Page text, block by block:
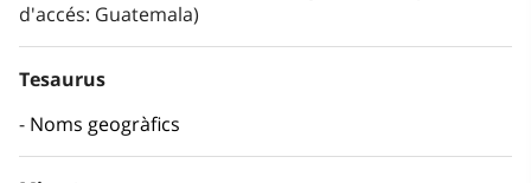
d'accés: Guatemala)
Tesaurus
Noms geogràfics